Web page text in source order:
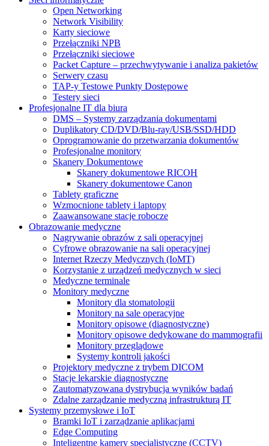
Open Networking
Network Visibility
Karty sieciowe
Przełączniki NPB
Przełączniki sieciowe
Packet Capture – przechwytywanie i analiza pakietów
Serwery czasu
TAP-y Testowe Punkty Dostępowe
Testery sieci
Profesjonalne IT dla biura
DMS – Systemy zarządzania dokumentami
Duplikatory CD/DVD/Blu-ray/USB/SSD/HDD
Oprogramowanie do przetwarzania dokumentów
Profesjonalne monitory
Skanery Dokumentowe
Skanery dokumentowe RICOH
Skanery dokumentowe Canon
Tablety graficzne
Wzmocnione tablety i laptopy
Zaawansowane stacje robocze
Obrazowanie medyczne
Nagrywanie obrazów z sali operacyjnej
Cyfrowe obrazowanie na sali operacyjnej
Internet Rzeczy Medycznych (IoMT)
Korzystanie z urządzeń medycznych w sieci
Medyczne terminale
Monitory medyczne
Monitory dla stomatologii
Monitory na sale operacyjne
Monitory opisowe (diagnostyczne)
Monitory opisowe dedykowane do mammografii
Monitory przeglądowe
Systemy kontroli jakości
Projektory medyczne z trybem DICOM
Stacje lekarskie diagnostyczne
Zautomatyzowana dystrybucja wyników badań
Zdalne zarządzanie medyczną infrastrukturą IT
Systemy przemysłowe i IoT
Bramki IoT i zarządzanie aplikacjami
Edge Computing
Inteligentne kamery specjalistyczne (CCTV)